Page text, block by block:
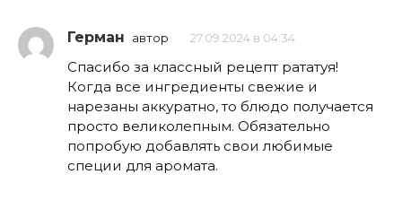
Герман автор 27.09.2024 в 04:34
Спасибо за классный рецепт рататуя!
Когда все ингредиенты свежие и
нарезаны аккуратно, то блюдо получается
просто великолепным. Обязательно
попробую добавлять свои любимые
специи для аромата.